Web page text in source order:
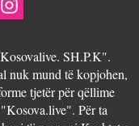
SH.P.K".
nuk mund të kopjohen,
tjetër për qëllime
Për ta